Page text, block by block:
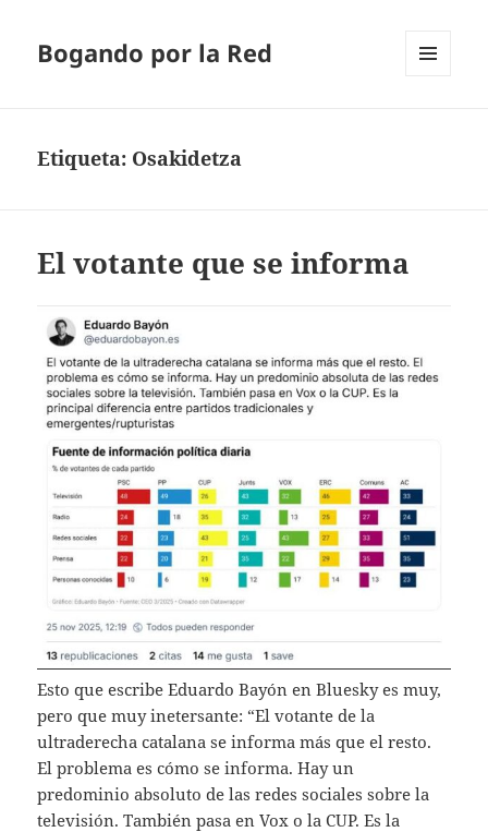
Bogando por la Red
Etiqueta: Osakidetza
El votante que se informa
Esto que escribe Eduardo Bayón en Bluesky es muy,
pero que muy inetersante: “El votante de la
ultraderecha catalana se informa más que el resto.
El problema es cómo se informa. Hay un
predominio absoluto de las redes sociales sobre la
televisión. También pasa en Vox o la CUP. Es la